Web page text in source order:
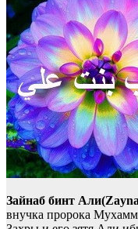
Зайнаб бинт
внучка пророка